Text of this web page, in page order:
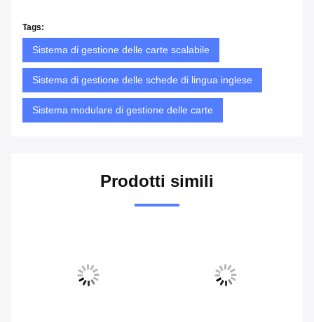
Tags:
Sistema di gestione delle carte scalabile
Sistema di gestione delle schede di lingua inglese
Sistema modulare di gestione delle carte
Prodotti simili